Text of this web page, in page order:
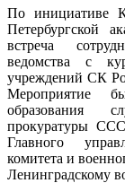
По инициативе
Петербургской
встреча
ведомства с
учреждений СК
Мероприятие
образования
прокуратуры
Главного
комитета и
Ленинградскому